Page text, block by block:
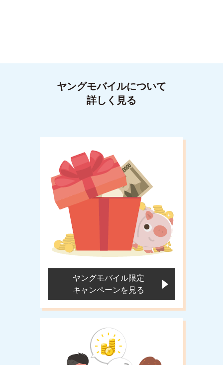
ヤングモバイルについて
詳しく見る
ヤングモバイル限定
キャンペーンを 見る